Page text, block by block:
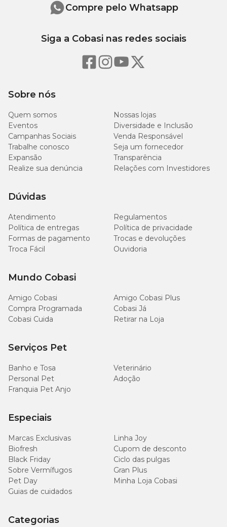
Sobre nós
Quem somos
Nossas lojas
Eventos
Diversidade e Inclusão
Campanhas Sociais
Venda Responsável
Trabalhe conosco
Seja um fornecedor
Expansão
Transparência
Realize sua denúncia
Relações com Investidores
Dúvidas
Atendimento
Regulamentos
Política de entregas
Política de privacidade
Formas de pagamento
Trocas e devoluções
Troca Fácil
Ouvidoria
Mundo Cobasi
Amigo Cobasi
Amigo Cobasi Plus
Compra Programada
Cobasi Já
Cobasi Cuida
Retirar na Loja
Serviços Pet
Banho e Tosa
Veterinário
Personal Pet
Adoção
Franquia Pet Anjo
Especiais
Marcas Exclusivas
Linha Joy
Biofresh
Cupom de desconto
Black Friday
Ciclo das pulgas
Sobre Vermífugos
Gran Plus
Pet Day
Minha Loja Cobasi
Guias de cuidados
Categorias
Compre pelo Whatsapp
Siga a Cobasi nas redes sociais